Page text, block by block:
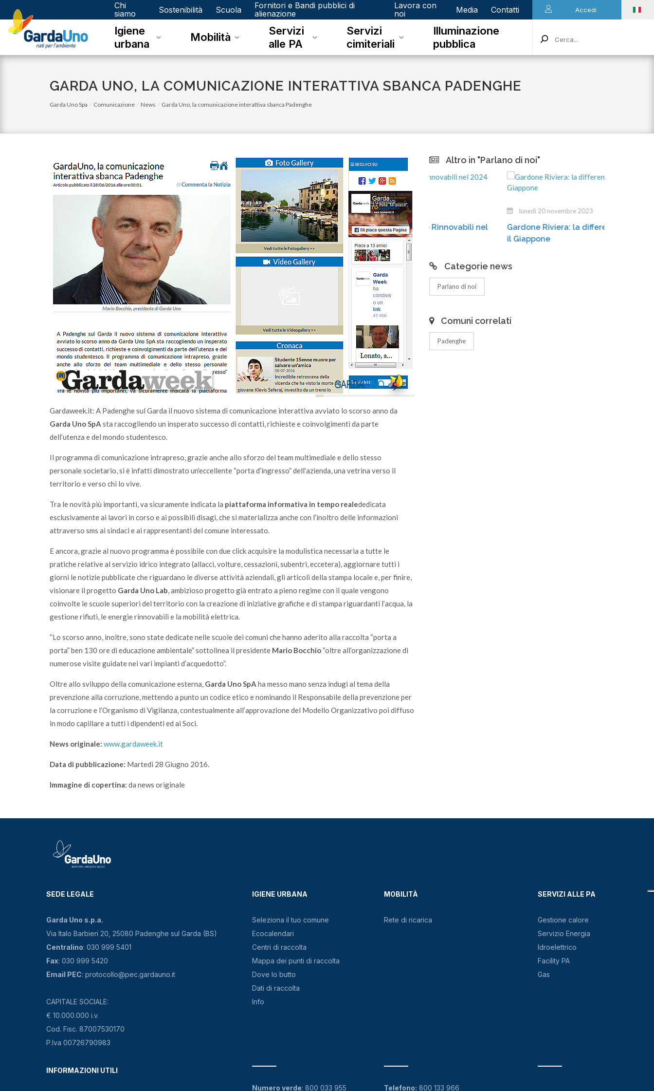
Gardauno
Spa
Chi
siamo
Sostenibilità Scuola
Fornitori e Bandi pubblici di
alienazione
Lavora con
noi
Media Contatti Accedi
Igiene
urbana
Mobilità
Servizi
alle PA
Servizi
cimiteriali
Illuminazione
pubblica
GARDA UNO, LA COMUNICAZIONE INTERATTIVA SBANCA PADENGHE
Garda Uno Spa Comunicazione News Garda Uno, la comunicazione interattiva sbanca Padenghe
Gardaweek.it: A Padenghe sul Garda il nuovo sistema di comunicazione interattiva avviato lo scorso anno da
Garda Uno SpA sta raccogliendo un insperato successo di contatti, richieste e coinvolgimenti da parte
dell’utenza e del mondo studentesco.
Il programma di comunicazione intrapreso, grazie anche allo sforzo del team multimediale e dello stesso
personale societario, si è infatti dimostrato un’eccellente “porta d’ingresso” dell’azienda, una vetrina verso il
territorio e verso chi lo vive.
Tra le novità più importanti, va sicuramente indicata la piattaforma informativa in tempo realededicata
esclusivamente ai lavori in corso e ai possibili disagi, che si materializza anche con l’inoltro delle informazioni
attraverso sms ai sindaci e ai rappresentanti del comune interessato.
E ancora, grazie al nuovo programma è possibile con due click acquisire la modulistica necessaria a tutte le
pratiche relative al servizio idrico integrato (allacci, volture, cessazioni, subentri, eccetera), aggiornare tutti i
giorni le notizie pubblicate che riguardano le diverse attività aziendali, gli articoli della stampa locale e, per finire,
visionare il progetto Garda Uno Lab, ambizioso progetto già entrato a pieno regime con il quale vengono
coinvolte le scuole superiori del territorio con la creazione di iniziative grafiche e di stampa riguardanti l’acqua, la
gestione rifiuti, le energie rinnovabili e la mobilità elettrica.
“Lo scorso anno, inoltre, sono state dedicate nelle scuole dei comuni che hanno aderito alla raccolta “porta a
porta” ben 130 ore di educazione ambientale” sottolinea il presidente Mario Bocchio “oltre all’organizzazione di
numerose visite guidate nei vari impianti d’acquedotto”.
Oltre allo sviluppo della comunicazione esterna, Garda Uno SpA ha messo mano senza indugi al tema della
prevenzione alla corruzione, mettendo a punto un codice etico e nominando il Responsabile della prevenzione per
la corruzione e l’Organismo di Vigilanza, contestualmente all’approvazione del Modello Organizzativo poi diffuso
in modo capillare a tutti i dipendenti ed ai Soci.
News originale: www.gardaweek.it
Data di pubblicazione: Martedi 28 Giugno 2016.
Immagine di copertina: da news originale
Altro in "Parlano di noi"
lunedì 03 luglio 2023
A Salò la quota di differenziata ha raggiunto
una media del 77%
lunedì 15 gennaio 2024
Video: Comunità Energetiche Rinnovabili nel
2024 sul Lago di Garda
lunedì 20 novembre 2023
Gardone Riviera: la differenziata «conquista»
Categorie news
Parlano di noi
Comuni correlati
Padenghe
SEDE LEGALE
Garda Uno s.p.a.
Via Italo Barbieri 20, 25080 Padenghe sul Garda (BS)
Centralino: 030 999 5401
Fax: 030 999 5420
Email PEC: protocollo@pec.gardauno.it
CAPITALE SOCIALE:
€ 10.000.000 i.v.
Cod. Fisc. 87007530170
P.Iva 00726790983
IGIENE URBANA
Seleziona il tuo comune
Ecocalendari
Centri di raccolta
Mappa dei punti di raccolta
Dove lo butto
Dati di raccolta
Info
MOBILITÀ
Rete di ricarica
SERVIZI ALLE PA
Gestione calore
Servizio Energia
Idroelettrico
Facility PA
Gas
INFORMAZIONI UTILI
Numero verde:800 033 955 Telefono: 800 133 966